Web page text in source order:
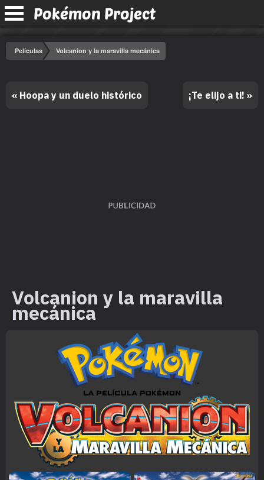
Pokémon Project
Películas Volcanion y la maravilla mecánica
« Hoopa y un duelo histórico ¡Te elijo a ti! »
Volcanion y la maravilla
mecánica